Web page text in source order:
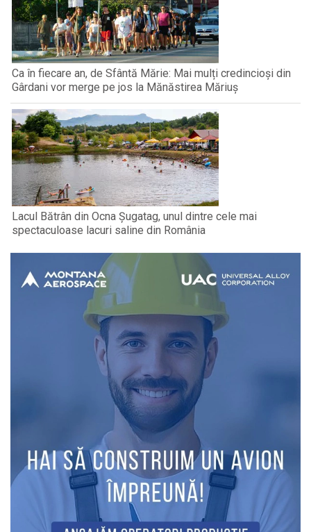
Ca în fiecare an, de Sfântă Mărie: Mai mulți credincioși din
Gârdani vor merge pe jos la Mănăstirea Măriuș
Lacul Bătrân din Ocna Șugatag, unul dintre cele mai
spectaculoase lacuri saline din România